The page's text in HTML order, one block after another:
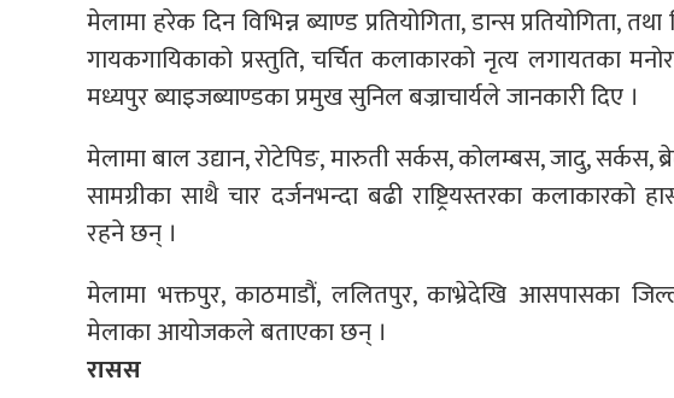
मेलामा हरेक दिन विभिन्न ब्याण्ड प्रतियोगिता, डान्स प्रतियोगिता,
गायकगायिकाको प्रस्तुति, चर्चित कलाकारको नृत्य लगायतका
मध्यपुर ब्याइजब्याण्डका प्रमुख सुनिल बज्राचार्यले जानकारी दिए ।
मेलामा बाल उद्यान, रोटेपिङ, मारुती सर्कस, कोलम्बस, जादु,
सामग्रीका साथै चार दर्जनभन्दा बढी राष्ट्रियस्तरका कलाकारको
रहने छन् ।
मेलामा भक्तपुर, काठमाडौं, ललितपुर, काभ्रेदेखि आसपासका
मेलाका आयोजकले बताएका छन् ।
रासस